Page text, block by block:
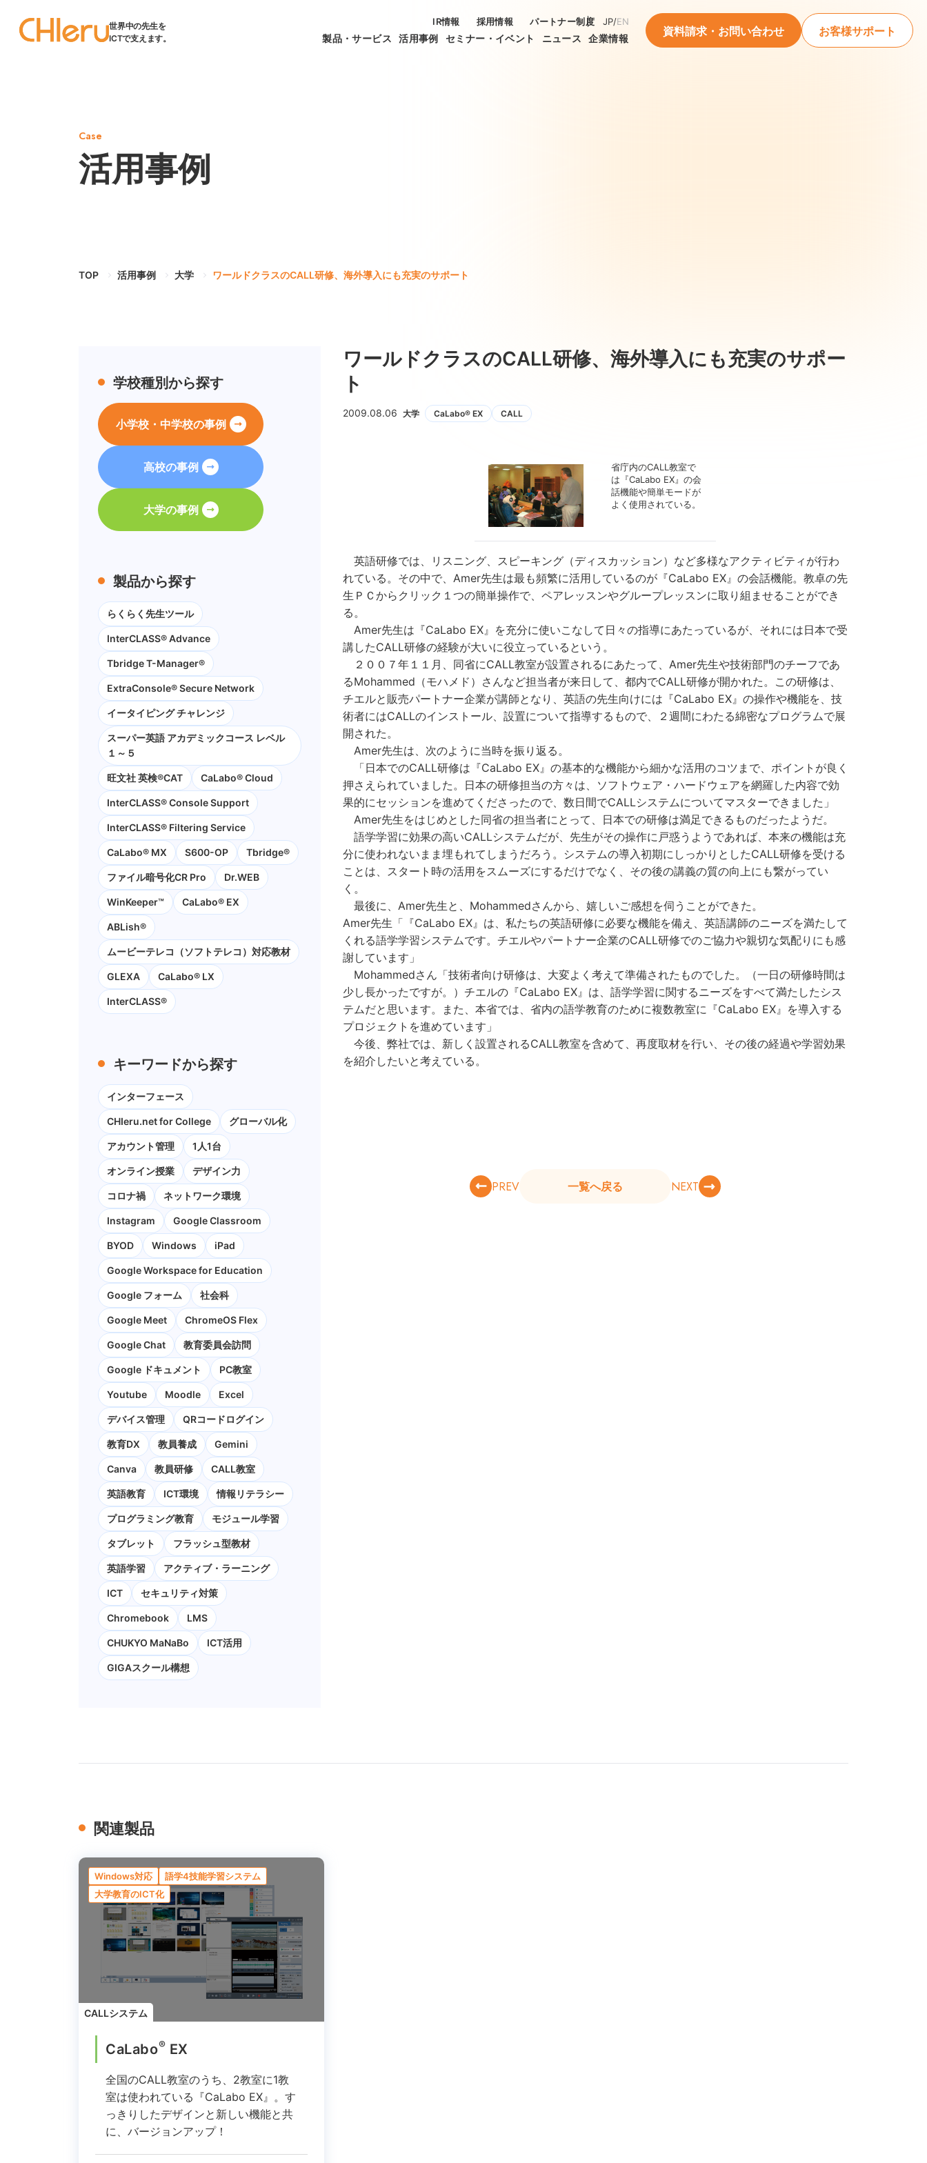
世界中の先生を
ICTで支えます。
製品・サービス 活用事例 セミナー・イベント ニュース 企業情報
IR情報 採用情報 パートナー制度 JP/EN
資料請求・お問い合わせ お客様サポート
Case
活用事例
TOP 活用事例 大学 ワールドクラスのCALL研修、海外導入にも充実のサポート
ワールドクラスのCALL研修、海外導入にも充実のサポー
ト
2009.08.06 大学 CaLabo® EX CALL
省庁内のCALL教室で
は『CaLabo EX』の会
話機能や簡単モードが
よく使用されている。
英語研修では、リスニング、スピーキング（ディスカッション）など多様なアクティビティが行わ
れている。その中で、Amer先生は最も頻繁に活用しているのが『CaLabo EX』の会話機能。教卓の先
生ＰＣからクリック１つの簡単操作で、ペアレッスンやグループレッスンに取り組ませることができ
る。
Amer先生は『CaLabo EX』を充分に使いこなして日々の指導にあたっているが、それには日本で受
講したCALL研修の経験が大いに役立っているという。
２００７年１１月、同省にCALL教室が設置されるにあたって、Amer先生や技術部門のチーフであ
るMohammed（モハメド）さんなど担当者が来日して、都内でCALL研修が開かれた。この研修は、
チエルと販売パートナー企業が講師となり、英語の先生向けには『CaLabo EX』の操作や機能を、技
術者にはCALLのインストール、設置について指導するもので、２週間にわたる綿密なプログラムで展
開された。
Amer先生は、次のように当時を振り返る。
「日本でのCALL研修は『CaLabo EX』の基本的な機能から細かな活用のコツまで、ポイントが良く
押さえられていました。日本の研修担当の方々は、ソフトウェア・ハードウェアを網羅した内容で効
果的にセッションを進めてくださったので、数日間でCALLシステムについてマスターできました」
Amer先生をはじめとした同省の担当者にとって、日本での研修は満足できるものだったようだ。
語学学習に効果の高いCALLシステムだが、先生がその操作に戸惑うようであれば、本来の機能は充
分に使われないまま埋もれてしまうだろう。システムの導入初期にしっかりとしたCALL研修を受ける
ことは、スタート時の活用をスムーズにするだけでなく、その後の講義の質の向上にも繋がってい
く。
最後に、Amer先生と、Mohammedさんから、嬉しいご感想を伺うことができた。
Amer先生「『CaLabo EX』は、私たちの英語研修に必要な機能を備え、英語講師のニーズを満たして
くれる語学学習システムです。チエルやパートナー企業のCALL研修でのご協力や親切な気配りにも感
謝しています」
Mohammedさん「技術者向け研修は、大変よく考えて準備されたものでした。（一日の研修時間は
少し長かったですが。）チエルの『CaLabo EX』は、語学学習に関するニーズをすべて満たしたシス
テムだと思います。また、本省では、省内の語学教育のために複数教室に『CaLabo EX』を導入する
プロジェクトを進めています」
今後、弊社では、新しく設置されるCALL教室を含めて、再度取材を行い、その後の経過や学習効果
を紹介したいと考えている。
PREV 一覧へ戻る NEXT
学校種別から探す
小学校・中学校の事例
高校の事例
大学の事例
製品から探す
らくらく先生ツール
InterCLASS® Advance
Tbridge T-Manager®
ExtraConsole® Secure Network
イータイピング チャレンジ
スーパー英語 アカデミックコース レベル
１～５
旺文社 英検®CAT CaLabo®︎ Cloud
InterCLASS®︎ Console Support
InterCLASS®︎ Filtering Service
CaLabo® MX S600-OP Tbridge®
ファイル暗号化CR Pro Dr.WEB
WinKeeper™ CaLabo® EX
ABLish®
ムービーテレコ（ソフトテレコ）対応教材
GLEXA CaLabo® LX
InterCLASS®
キーワードから探す
インターフェース
CHIeru.net for College グローバル化
アカウント管理 1人1台
オンライン授業 デザイン力
コロナ禍 ネットワーク環境
Instagram Google Classroom
BYOD Windows iPad
Google Workspace for Education
Google フォーム 社会科
Google Meet ChromeOS Flex
Google Chat 教育委員会訪問
Google ドキュメント PC教室
Youtube Moodle Excel
デバイス管理 QRコードログイン
教育DX 教員養成 Gemini
Canva 教員研修 CALL教室
英語教育 ICT環境 情報リテラシー
プログラミング教育 モジュール学習
タブレット フラッシュ型教材
英語学習 アクティブ・ラーニング
ICT セキュリティ対策
Chromebook LMS
CHUKYO MaNaBo ICT活用
GIGAスクール構想
関連製品
Windows対応
語学4技能学習システム
大学教育のICT化
CALLシステム
CaLabo® EX
全国のCALL教室のうち、2教室に1教
室は使われている『CaLabo EX』。 す
っきりしたデザインと新しい機能と共
に、バージョンアップ！